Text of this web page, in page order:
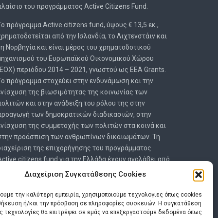
Διαχείριση Συγκατάθεσης Cookies
την καλύτερη εμπειρία, χρησιμοποιούμε τεχνολογίες όπως cookies
ή/και την πρόσβαση σε πληροφορίες συσκευών. Η συγκατάθεση
τεχνολογίες θα επιτρέψει σε εμάς να επεξεργαστούμε δεδομένα όπως
του προγράμματος Active Citizens Fund.
πρόγραμμα Active citizens fund, ύψους € 13,5 εκ.,
από την Ισλανδία, το Λιχτενστάιν και
Νορβηγία και είναι μέρος του χρηματοδοτικού
του Ευρωπαϊκού Οικονομικού Χώρου
περιόδου 2014 – 2021, γνωστού ως EEA Grants.
πρόγραμμα στοχεύει στην ενδυνάμωση και την
της βιωσιμότητας της κοινωνίας των
και στην ανάδειξη του ρόλου της στην
των δημοκρατικών διαδικασιών, στην
της συμμετοχής των πολιτών στα κοινά και
προάσπιση των ανθρωπίνων δικαιωμάτων. Τη
της επιχορήγησης του προγράμματος
citizens fund για την Ελλάδα έχουν αναλάβει από
το Ίδρυμα Μποδοσάκη και το SolidarityNow.